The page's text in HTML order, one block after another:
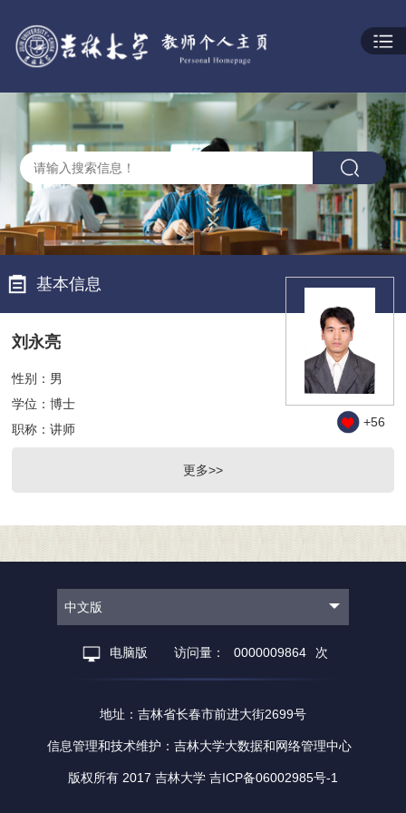
基本信息
刘永亮
性别：男
学位：博士
职称：讲师
+56
更多>>
中文版
电脑版 访问量： 0000009864 次
地址：吉林省长春市前进大街2699号
信息管理和技术维护：吉林大学大数据和网络管理中心
版权所有 2017 吉林大学 吉ICP备06002985号-1